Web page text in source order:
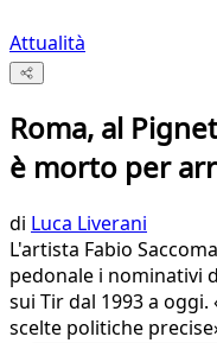
Attualità
Roma, al
è morto per
di Luca Liverani
L'artista Fabio
pedonale i nominativi
sui Tir dal 1993 a
scelte politiche